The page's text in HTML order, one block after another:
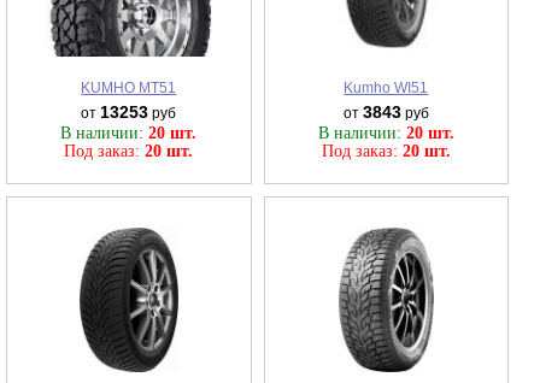
KUMHO MT51
от 13253 руб
В наличии:20 шт.
Под заказ:20 шт.
Kumho WI51
от 3843руб
В наличии: 20 шт.
Под заказ: 20 шт.